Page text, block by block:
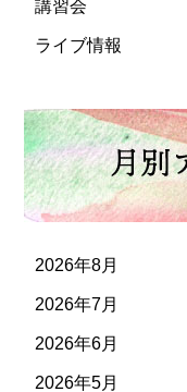
講習会
ライブ情報
2026年8月
2026年7月
2026年6月
2026年5月